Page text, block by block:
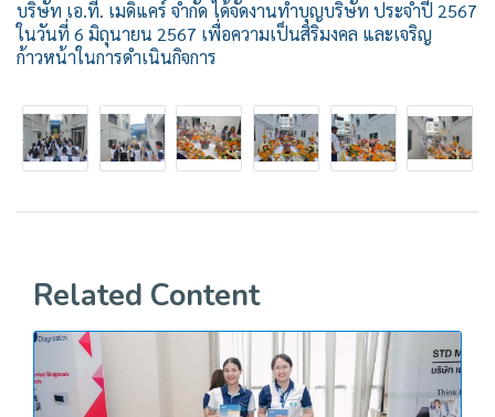
บริษัท เอ.ที. เมดิแคร์ จำกัด ได้จัดงานทำบุญบริษัท ประจำปี 2567
ในวันที่ 6 มิถุนายน 2567 เพื่อความเป็นสิริมงคล และเจริญ
ก้าวหน้าในการดำเนินกิจการ
Related Content